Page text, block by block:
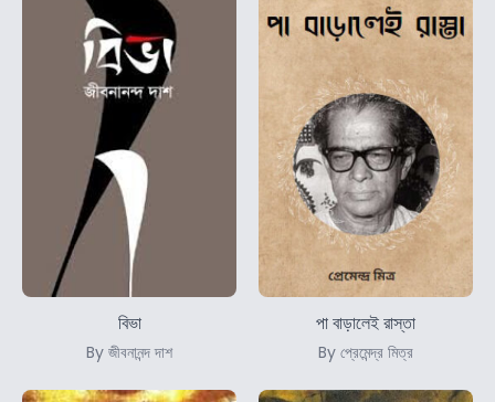
বিভা
By জীবনানন্দ দাশ
পা বাড়ালেই রাস্তা
By প্রেমেন্দ্র মিত্র